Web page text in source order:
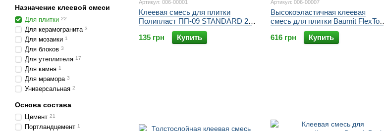
Артикул: 006-00001
Клеевая смесь для плитки
Полипласт ПП-09 STANDARD 25
135 грн
Купить
Артикул: 006-00007
Высокоэластичная клеевая
смесь для плитки Baumit FlexTop
616 грн
Купить
Назначение клеевой смеси
Для плитки 22
Для керамогранита 3
Для мозаики 1
Для блоков 3
Для утеплителя 17
Для камня 1
Для мрамора 3
Универсальная 2
Основа состава
Цемент 21
Портландцемент 1